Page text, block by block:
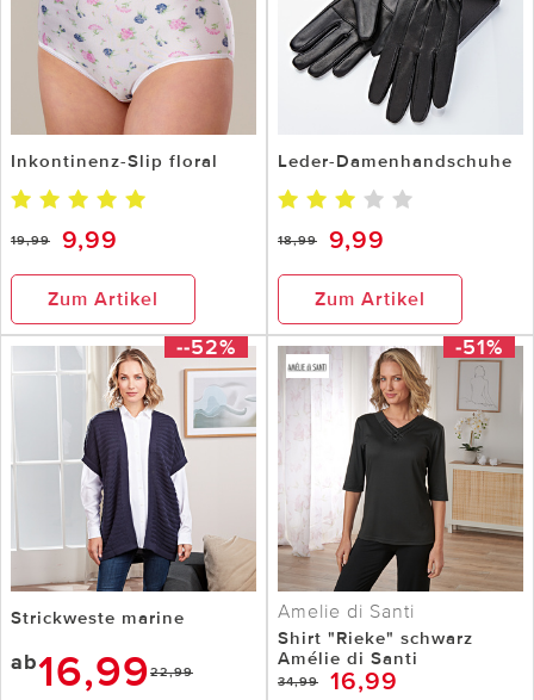
Inkontinenz-Slip floral
19,99 9,99
Zum Artikel
Leder-Damenhandschuhe
18,99 9,99
Zum Artikel
--52%
Strickweste marine
ab16,9922,99
-51%
Amelie di Santi
Shirt "Rieke" schwarz
Amélie di Santi
34,99 16,99